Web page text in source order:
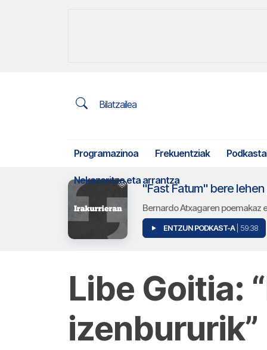
Bilatzailea
Programazinoa Frekuentziak
Nekazaritza eta arrantza
"Fast Fatum" bere
Bernardo Atxagaren poemakaz
ENTZUN PODKAST-A | 59:38
Libe Goitia:
izenbururik”